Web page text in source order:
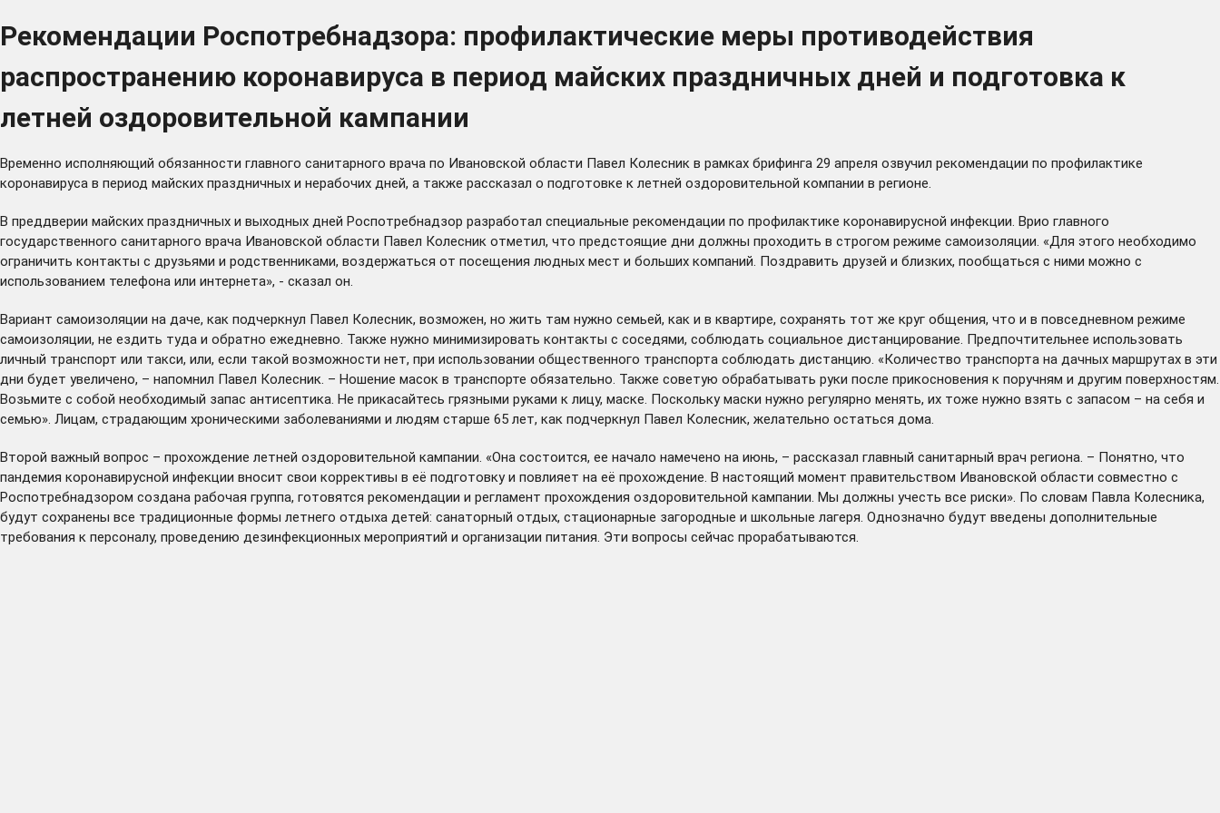
Рекомендации Роспотребнадзора: профилактические меры противодействия
распространению коронавируса в период майских праздничных дней и подготовка к
летней оздоровительной кампании
Временно исполняющий обязанности главного санитарного врача по Ивановской области Павел Колесник в рамках брифинга 29 апреля озвучил рекомендации по профилактике
коронавируса в период майских праздничных и нерабочих дней, а также рассказал о подготовке к летней оздоровительной компании в регионе.
В преддверии майских праздничных и выходных дней Роспотребнадзор разработал специальные рекомендации по профилактике коронавирусной инфекции. Врио главного
государственного санитарного врача Ивановской области Павел Колесник отметил, что предстоящие дни должны проходить в строгом режиме самоизоляции. «Для этого необходимо
ограничить контакты с друзьями и родственниками, воздержаться от посещения людных мест и больших компаний. Поздравить друзей и близких, пообщаться с ними можно с
использованием телефона или интернета», - сказал он.
Вариант самоизоляции на даче, как подчеркнул Павел Колесник, возможен, но жить там нужно семьей, как и в квартире, сохранять тот же круг общения, что и в повседневном режиме
самоизоляции, не ездить туда и обратно ежедневно. Также нужно минимизировать контакты с соседями, соблюдать социальное дистанцирование. Предпочтительнее использовать
личный транспорт или такси, или, если такой возможности нет, при использовании общественного транспорта соблюдать дистанцию. «Количество транспорта на дачных маршрутах в эти
дни будет увеличено, – напомнил Павел Колесник. – Ношение масок в транспорте обязательно. Также советую обрабатывать руки после прикосновения к поручням и другим поверхностям.
Возьмите с собой необходимый запас антисептика. Не прикасайтесь грязными руками к лицу, маске. Поскольку маски нужно регулярно менять, их тоже нужно взять с запасом – на себя и
семью». Лицам, страдающим хроническими заболеваниями и людям старше 65 лет, как подчеркнул Павел Колесник, желательно остаться дома.
Второй важный вопрос – прохождение летней оздоровительной кампании. «Она состоится, ее начало намечено на июнь, – рассказал главный санитарный врач региона. – Понятно, что
пандемия коронавирусной инфекции вносит свои коррективы в её подготовку и повлияет на её прохождение. В настоящий момент правительством Ивановской области совместно с
Роспотребнадзором создана рабочая группа, готовятся рекомендации и регламент прохождения оздоровительной кампании. Мы должны учесть все риски». По словам Павла Колесника,
будут сохранены все традиционные формы летнего отдыха детей: санаторный отдых, стационарные загородные и школьные лагеря. Однозначно будут введены дополнительные
требования к персоналу, проведению дезинфекционных мероприятий и организации питания. Эти вопросы сейчас прорабатываются.